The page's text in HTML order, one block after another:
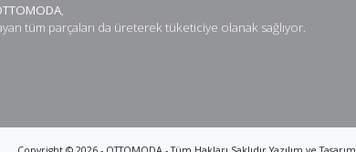
,
tüm parçaları da üreterek tüketiciye olanak sağlıyor.